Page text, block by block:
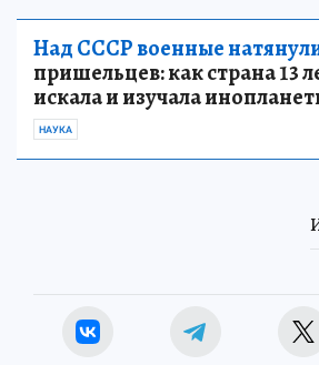
Над СССР военные
пришельцев: как страна 13
искала и изучала
НАУКА